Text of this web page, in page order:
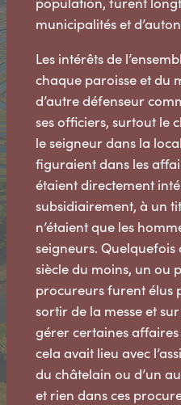
municipalités et
Les intérêts de
chaque paroisse et du
d’autre défenseur
ses officiers, surtout le
le seigneur dans la
figuraient dans les
étaient directement
subsidiairement, à un
n’étaient que les
seigneurs. Quelquefois
siècle du moins, un ou
procureurs furent élus
sortir de la messe et
gérer certaines
cela avait lieu avec
du châtelain ou d’un
et rien dans ces